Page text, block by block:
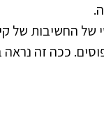
של החשיבות של
ככה זה